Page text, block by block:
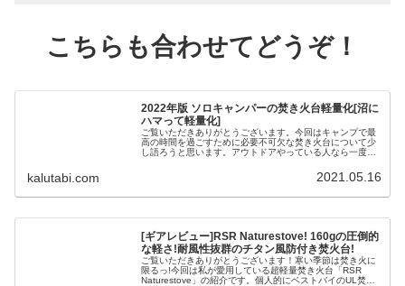
こちらも合わせてどうぞ！
2022年版 ソロキャンパーの焚き火台軽量化[沼に
ハマって軽量化]
ご覧いただきありがとうございます。今回はキャンプで最
高の時間を過ごすために必要不可欠な焚き火台について少
し語ろうと思います。アウトドアやっている人なら一度は
kalutabi.com 2021.05.16
[ギアレビュー]RSR Naturestove! 160gの圧倒的
な軽さ!耐風性抜群のチタン風防付き焚火台!
ご覧いただきありがとうございます！寒い季節は焚き火に
限るっ!今回は私が愛用している超軽量焚き火台「RSR
Naturestove」の紹介です。個人的にベストバイのUL焚き